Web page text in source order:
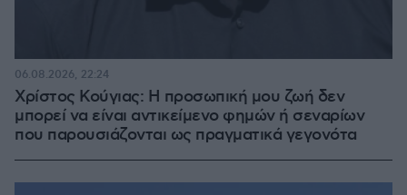
Χρίστος Κούγιας: Η προσωπική μου ζωή δεν
μπορεί να είναι αντικείμενο φημών ή σεναρίων
που παρουσιάζονται ως πραγματικά γεγονότα
06.08.2026, 22:24